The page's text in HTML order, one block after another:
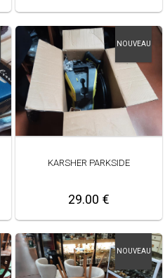
NOUVEAU
KARSHER PARKSIDE
29.00 €
NOUVEAU